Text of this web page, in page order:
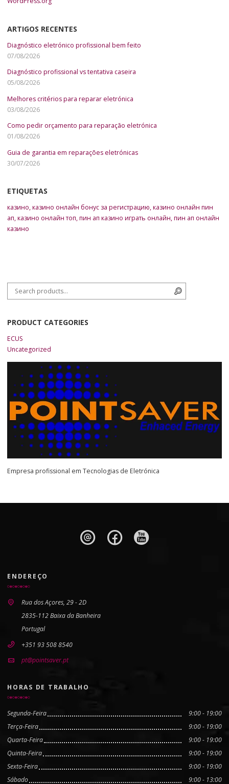
ARTIGOS RECENTES
Diagnóstico eletrónico profissional bem feito
07/08/2026
Diagnóstico profissional vs tentativa caseira
05/08/2026
Melhores critérios para reparar eletrónica
03/08/2026
Como pedir orçamento para reparação eletrónica
01/08/2026
Guia de garantia em reparações eletrónicas
30/07/2026
ETIQUETAS
казино,казино онлайн бонус за регистрацию,казино онлайн пин
ап,казино онлайн топ,пин ап казино играть онлайн,пин ап онлайн
казино
Search for:
PRODUCT CATEGORIES
ECUS
Uncategorized
Empresa profissional em Tecnologias de Eletrónica
ENDEREÇO
Rua dos Açores, 29 - 2D
2835-112 Baixa da Banheira
Portugal
+351 93 508 8540
pt@pointsaver.pt
HORAS DE TRABALHO
Segunda-Feira
9:00 - 19:00
Terça-Feira
9:00 - 19:00
Quarta-Feira
9:00 - 19:00
Quinta-Feira
9:00 - 19:00
Sexta-Feira
9:00 - 19:00
Sábado
9:00 - 13:00